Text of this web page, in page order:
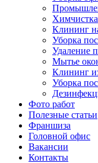
Химчистка
Клининг
Уборка
Удаление
Мытье
Клининг
Уборка
Фото работ
Полезные статьи
Франшиза
Головной офис
Вакансии
Контакты